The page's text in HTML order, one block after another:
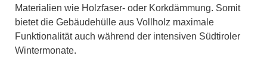
Materialien wie Holzfaser- oder Korkdämmung. Somit
bietet die Gebäudehülle aus Vollholz maximale
Funktionalität auch während der intensiven Südtiroler
Wintermonate.